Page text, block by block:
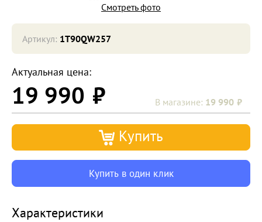
Смотреть фото
Актуальная цена:
19 990 19 990
Купить
Купить в один клик
Характеристики
Артикул: 1T90QW257